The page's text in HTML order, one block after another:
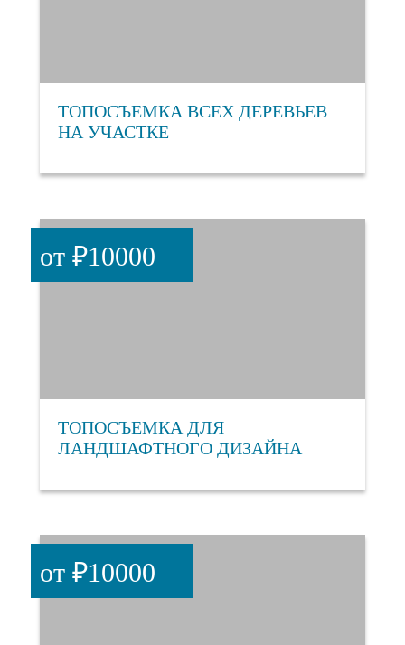
ТОПОСЪЕМКА ВСЕХ ДЕРЕВЬЕВ
НА УЧАСТКЕ
ТОПОСЪЕМКА ДЛЯ
ЛАНДШАФТНОГО ДИЗАЙНА
от ₽10000
от ₽10000